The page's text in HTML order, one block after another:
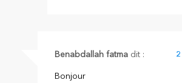
Benabdallah fatma dit :
Bonjour